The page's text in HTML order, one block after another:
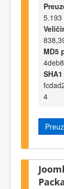
5.193
MD5
4